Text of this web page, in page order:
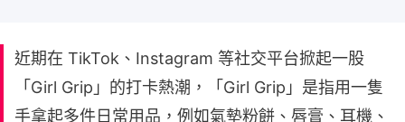
近期在 TikTok、Instagram 等社交平台掀起一股
「Girl Grip」的打卡熱潮，「Girl Grip」是指用一隻
手拿起多件日常用品，例如氣墊粉餅、唇膏、耳機、